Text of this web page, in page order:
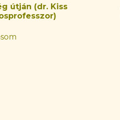
útján (dr. Kiss